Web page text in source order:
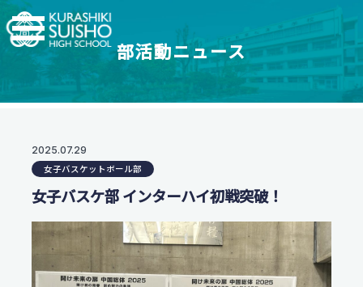
学科・コース
進学コース
【普通科】創学コース
創学コース 自己探求系
創学コース 福祉探求系
商業科
地域マーケティングコース
学校情報
制服紹介
2.5次元先生図鑑
翠松高校の強み
茶道教育
地域との連携
翠松図鑑
進学実績
部活動一覧
部活動一覧
スイッチ！未来を開こう
部活動ニュース
2025.07.29
女子バスケットボール部
女子バスケ部 インターハイ初戦突破！